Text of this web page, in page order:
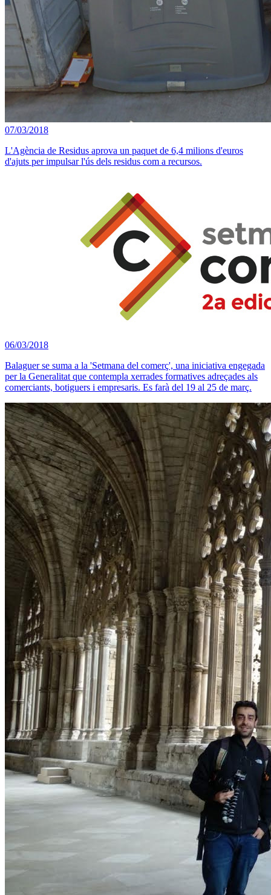
07/03/2018
L'Agència de Residus aprova un paquet de 6,4 milions d'euros
d'ajuts per impulsar l'ús dels residus com a recursos.
06/03/2018
Balaguer se suma a la 'Setmana del comerç', una iniciativa engegada
per la Generalitat que contempla xerrades formatives adreçades als
comerciants, botiguers i empresaris. Es farà del 19 al 25 de març.